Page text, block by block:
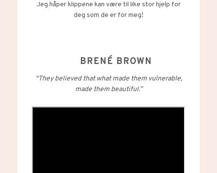
Jeg håper klippene kan være til like stor hjelp for
deg som de er for meg!
BRENÉ BROWN
“They believed that what made them vulnerable,
made them beautiful.”